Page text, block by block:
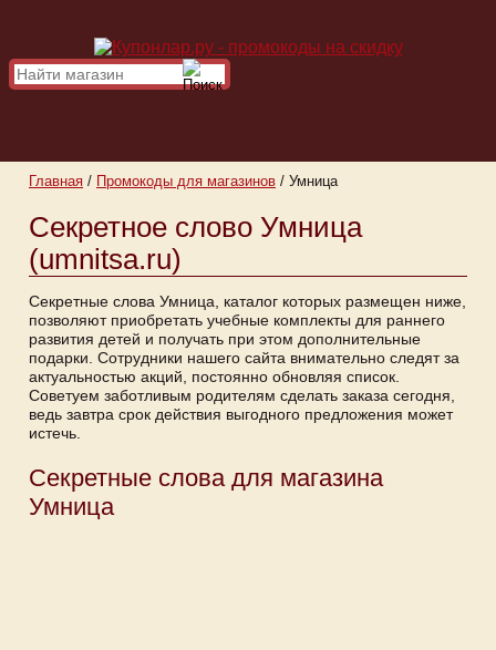
Главная / Промокоды для магазинов / Умница
Секретное слово Умница
(umnitsa.ru)
Секретные слова Умница, каталог которых размещен ниже,
позволяют приобретать учебные комплекты для раннего
развития детей и получать при этом дополнительные
подарки. Сотрудники нашего сайта внимательно следят за
актуальностью акций, постоянно обновляя список.
Советуем заботливым родителям сделать заказа сегодня,
ведь завтра срок действия выгодного предложения может
истечь.
Секретные слова для магазина
Умница